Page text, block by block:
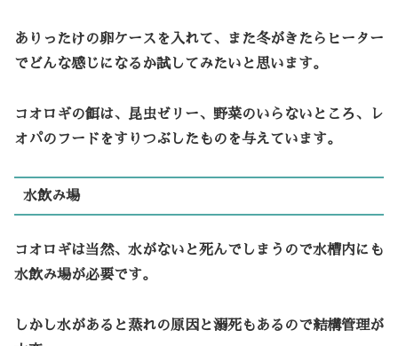
ありったけの卵ケースを入れて、また冬がきたらヒーター
でどんな感じになるか試してみたいと思います。
コオロギの餌は、昆虫ゼリー、野菜のいらないところ、レ
オパのフードをすりつぶしたものを与えています。
水飲み場
コオロギは当然、水がないと死んでしまうので水槽内にも
水飲み場が必要です。
しかし水があると蒸れの原因と溺死もあるので結構管理が